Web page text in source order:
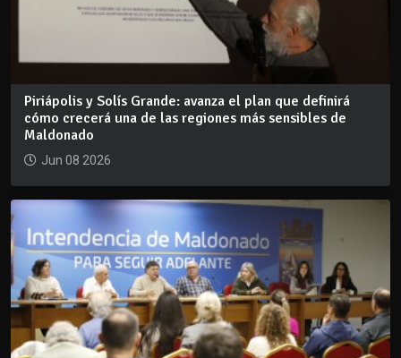
Piriápolis y Solís Grande: avanza el plan que definirá
cómo crecerá una de las regiones más sensibles de
Maldonado
Jun 08 2026